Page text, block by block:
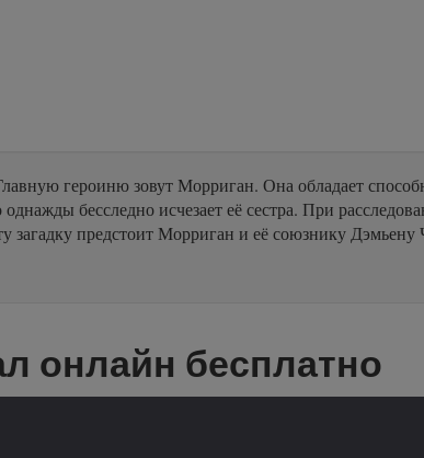
героиню зовут Морриган. Она обладает
бесследно исчезает её сестра. При
загадку предстоит Морриган и её союзнику Дэмьену
онлайн бесплатно